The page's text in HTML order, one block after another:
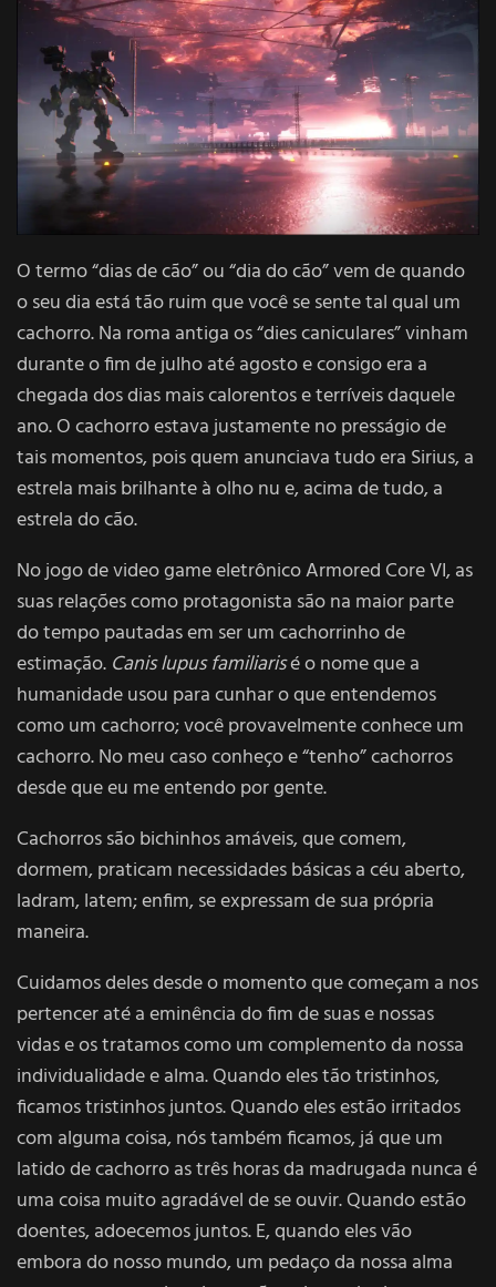
O termo “dias de cão” ou “dia do cão” vem de quando
o seu dia está tão ruim que você se sente tal qual um
cachorro. Na roma antiga os “dies caniculares” vinham
durante o fim de julho até agosto e consigo era a
chegada dos dias mais calorentos e terríveis daquele
ano. O cachorro estava justamente no presságio de
tais momentos, pois quem anunciava tudo era Sirius, a
estrela mais brilhante à olho nu e, acima de tudo, a
estrela do cão.
No jogo de video game eletrônico Armored Core VI, as
suas relações como protagonista são na maior parte
do tempo pautadas em ser um cachorrinho de
estimação. Canis lupus familiarisé o nome que a
humanidade usou para cunhar o que entendemos
como um cachorro; você provavelmente conhece um
cachorro. No meu caso conheço e “tenho” cachorros
desde que eu me entendo por gente.
Cachorros são bichinhos amáveis, que comem,
dormem, praticam necessidades básicas a céu aberto,
ladram, latem; enfim, se expressam de sua própria
maneira.
Cuidamos deles desde o momento que começam a nos
pertencer até a eminência do fim de suas e nossas
vidas e os tratamos como um complemento da nossa
individualidade e alma. Quando eles tão tristinhos,
ficamos tristinhos juntos. Quando eles estão irritados
com alguma coisa, nós também ficamos, já que um
latido de cachorro as três horas da madrugada nunca é
uma coisa muito agradável de se ouvir. Quando estão
doentes, adoecemos juntos. E, quando eles vão
embora do nosso mundo, um pedaço da nossa alma